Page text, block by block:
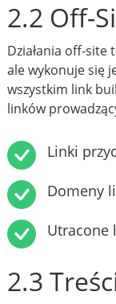
2.2 Off-
Działania off-
ale wykonuje się
wszystkim link
linków
Linki
Domeny
Utracone
2.3